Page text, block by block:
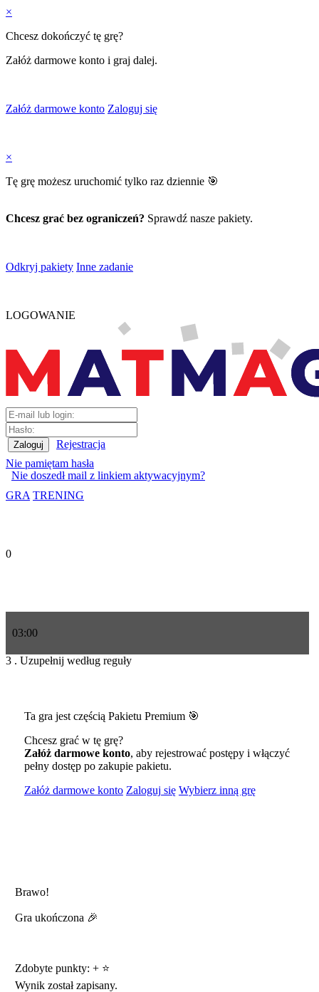
×
Chcesz dokończyć tę grę?
Załóż darmowe konto i graj dalej.
Załóż darmowe konto Zaloguj się
×
Tę grę możesz uruchomić tylko raz dziennie 🎯
Chcesz grać bez ograniczeń? Sprawdź nasze pakiety.
Odkryj pakiety Inne zadanie
LOGOWANIE
Rejestracja
Nie pamiętam hasła
Nie doszedł mail z linkiem aktywacyjnym?
GRA TRENING
0
03:00
3 . Uzupełnij według reguły
Ta gra jest częścią Pakietu Premium 🎯
Chcesz grać w tę grę?
Załóż darmowe konto, aby rejestrować postępy i włączyć
pełny dostęp po zakupie pakietu.
Załóż darmowe konto Zaloguj się Wybierz inną grę
Brawo!
Gra ukończona 🎉
Zdobyte punkty: +⭐
Wynik został zapisany.